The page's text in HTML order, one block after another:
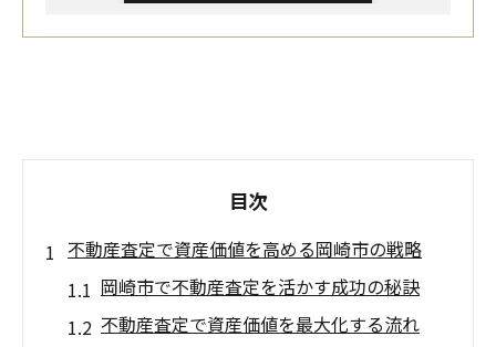
目次
不動産査定で資産価値を高める岡崎市の戦略
岡崎市で不動産査定を活かす成功の秘訣
不動産査定で資産価値を最大化する流れ